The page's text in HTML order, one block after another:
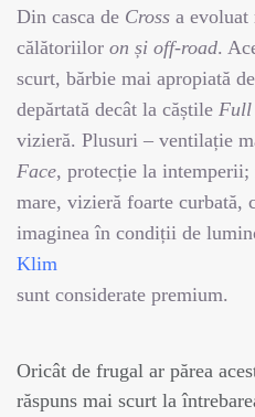
Din casca de Cross a evoluat
călătoriilor on și off-road.
scurt, bărbie mai apropiată
depărtată decât la căștile Full
vizieră. Plusuri – ventilație
Face, protecție la
mare, vizieră foarte curbată,
imaginea în condiții de
Klim
sunt considerate premium.
Oricât de frugal ar părea
răspuns mai scurt la